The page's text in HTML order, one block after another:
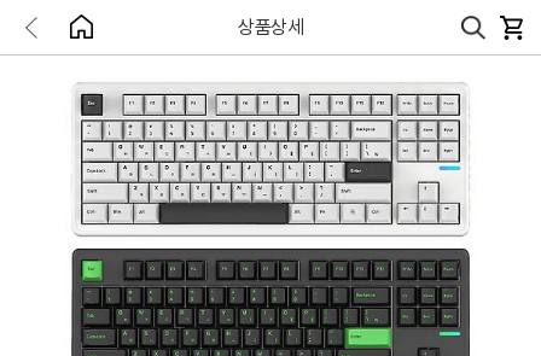
상품상세